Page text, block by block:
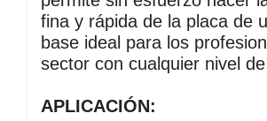
fina y rápida de la placa de
base ideal para los
sector con cualquier nivel
APLICACIÓN: